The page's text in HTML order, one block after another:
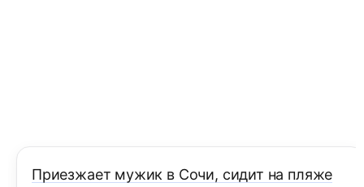
Приезжает мужик в Сочи, сидит на пляже